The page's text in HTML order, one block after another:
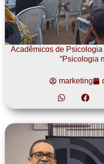
Acadêmicos de
“Psicologia
marketing